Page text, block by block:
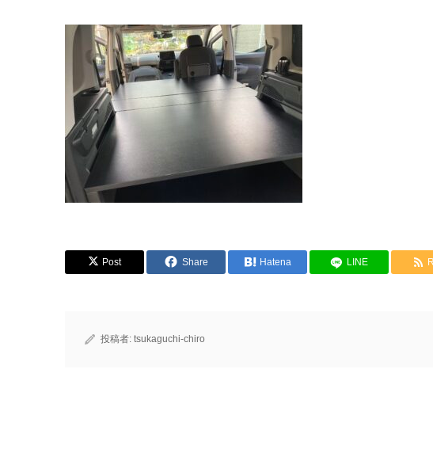
Post Share Hatena LINE
投稿者: tsukaguchi-chiro